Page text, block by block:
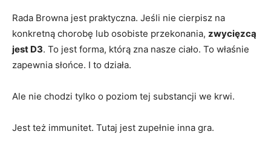
Rada Browna jest praktyczna. Jeśli nie cierpisz na
konkretną chorobę lub osobiste przekonania, zwycięzcą
jest D3. To jest forma, którą zna nasze ciało. To właśnie
zapewnia słońce. I to działa.
Ale nie chodzi tylko o poziom tej substancji we krwi.
Jest też immunitet. Tutaj jest zupełnie inna gra.